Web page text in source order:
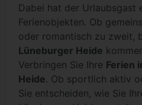
Dabei hat der Urlaubsgast
Ferienobjekten. Ob
oder romantisch zu zweit,
Lüneburger Heide
Verbringen Sie Ihre Ferien
Heide. Ob sportlich aktiv
Sie entscheiden, wie Sie